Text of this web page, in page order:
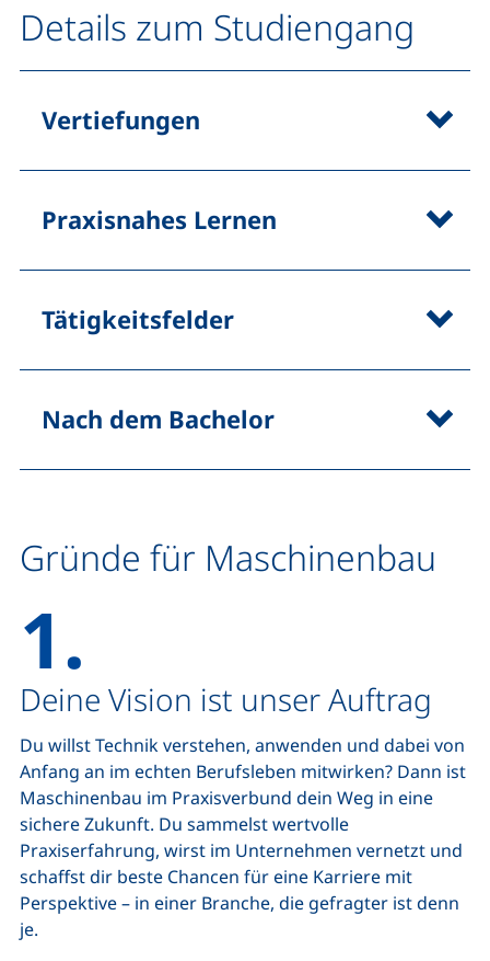
Details zum Studiengang
Vertiefungen
Praxisnahes Lernen
Tätigkeitsfelder
Nach dem Bachelor
Gründe für Maschinenbau
1.
Deine Vision ist unser Auftrag
Du willst Technik verstehen, anwenden und dabei von
Anfang an im echten Berufsleben mitwirken? Dann ist
Maschinenbau im Praxisverbund dein Weg in eine
sichere Zukunft. Du sammelst wertvolle
Praxiserfahrung, wirst im Unternehmen vernetzt und
schaffst dir beste Chancen für eine Karriere mit
Perspektive – in einer Branche, die gefragter ist denn
je.